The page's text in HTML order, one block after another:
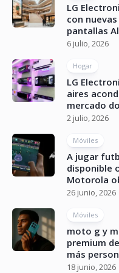
LG
con
pantallas
6 julio, 2026
Hogar
LG
aires
mercado
2 julio, 2026
Móviles
A jugar
disponible
Motorola
26 junio, 2026
Móviles
moto g y
premium
más
18 junio, 2026